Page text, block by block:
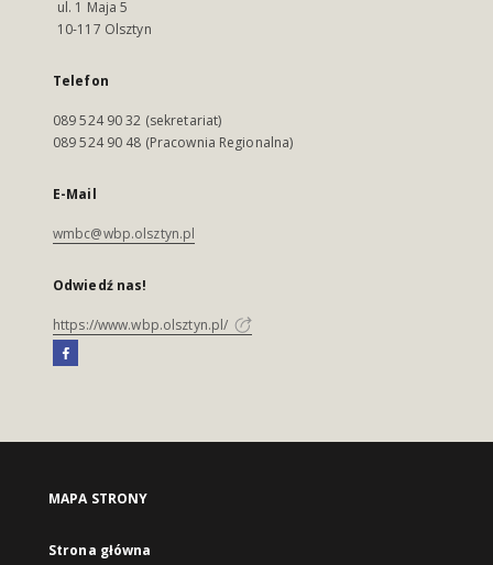
ul. 1 Maja 5
10-117 Olsztyn
Telefon
089 524 90 32 (sekretariat)
089 524 90 48 (Pracownia Regionalna)
E-Mail
wmbc@wbp.olsztyn.pl
Odwiedź nas!
https://www.wbp.olsztyn.pl/
MAPA STRONY
Strona główna